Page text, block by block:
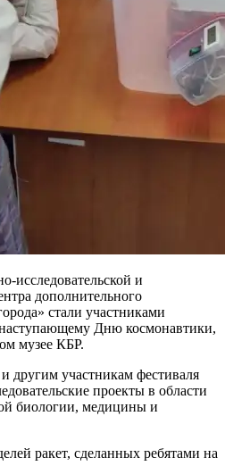
исследовательской и
дополнительного
стали участниками
Дню космонавтики,
музее КБР.
другим участникам фестиваля
проекты в области
биологии, медицины и
ракет, сделанных ребятами на